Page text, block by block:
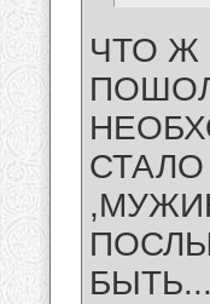
ЧТО Ж